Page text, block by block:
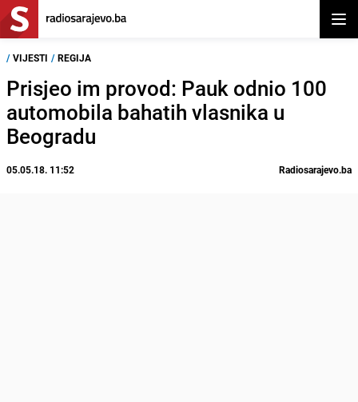
/ VIJESTI / REGIJA
Prisjeo im provod: Pauk odnio 100
automobila bahatih vlasnika u
Beogradu
05.05.18. 11:52 Radiosarajevo.ba